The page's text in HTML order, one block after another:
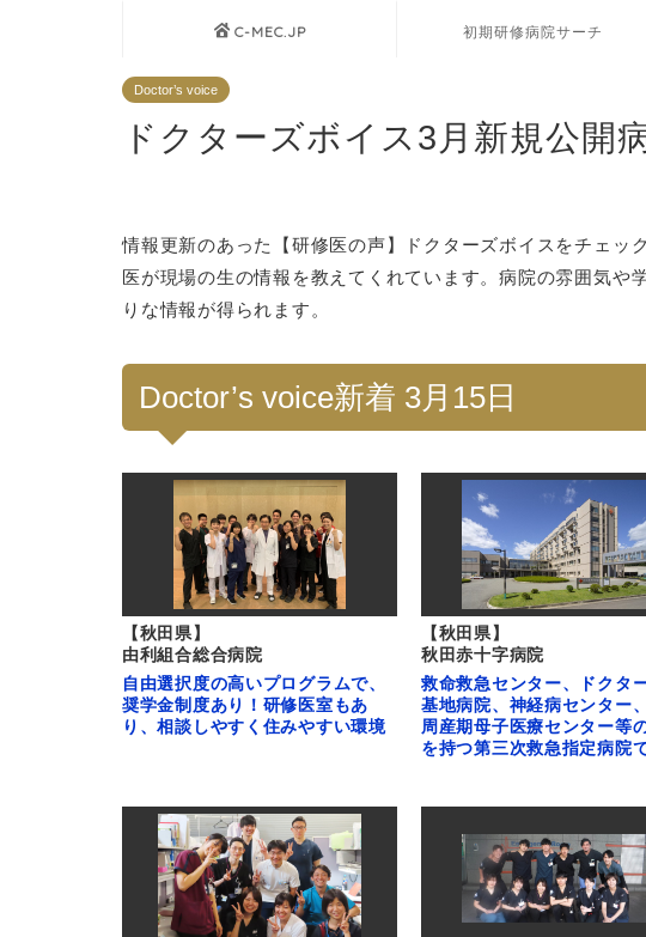
C-MEC.JP 初期研修病院サーチ
Doctor’s voice
ドクターズボイス3月新規公開
情報更新のあった【研修医の声】ドクターズボイスをチェッ
医が現場の生の情報を教えてくれています。病院の雰囲気や
りな情報が得られます。
Doctor’s voice新着 3月15日
【秋田県】
由利組合総合病院
自由選択度の高いプログラムで、
奨学金制度あり！研修医室もあ
り、相談しやすく住みやすい環境
【秋田県】
秋田赤十字病院
救命救急センター、ドクタ
基地病院、神経病センター
周産期母子医療センター等
を持つ第三次救急指定病院で